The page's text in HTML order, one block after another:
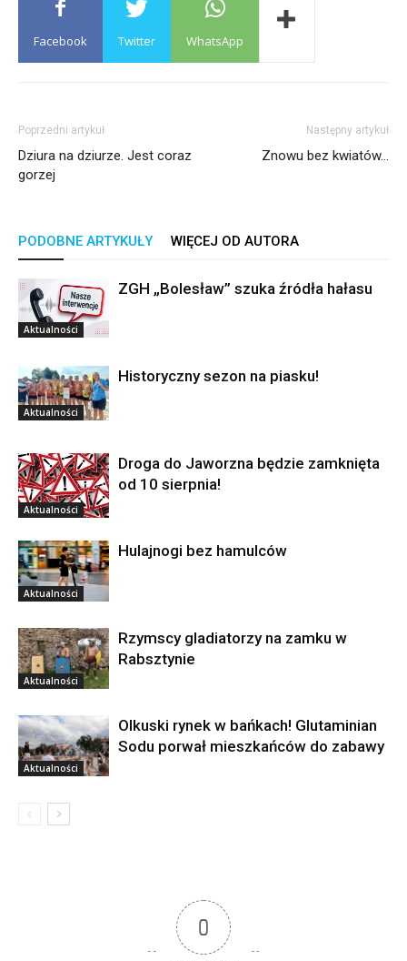
Facebook Twitter WhatsApp
Poprzedni artykuł
Dziura na dziurze. Jest coraz
gorzej
Następny artykuł
Znowu bez kwiatów…
PODOBNE ARTYKUŁY WIĘCEJ OD AUTORA
Aktualności
ZGH „Bolesław” szuka źródła hałasu
Aktualności
Historyczny sezon na piasku!
Aktualności
Droga do Jaworzna będzie zamknięta
od 10 sierpnia!
Aktualności
Hulajnogi bez hamulców
Aktualności
Rzymscy gladiatorzy na zamku w
Rabsztynie
Aktualności
Olkuski rynek w bańkach! Glutaminian
Sodu porwał mieszkańców do zabawy
0